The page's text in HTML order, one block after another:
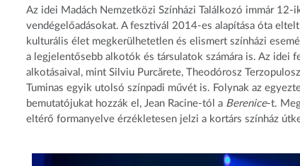
Az idei Madách Nemzetközi Színházi Találkozó immár
vendégelőadásokat. A fesztivál 2014-es alapítása óta
kulturális élet megkerülhetetlen és elismert színházi
a legjelentősebb alkotók és társulatok számára is. Az
alkotásaival, mint Silviu Purcărete, Theodórosz
Tuminas egyik utolsó színpadi művét is. Folynak az
bemutatójukat hozzák el, Jean Racine-tól a Berenice-t.
eltérő formanyelve érzékletesen jelzi a kortárs színház